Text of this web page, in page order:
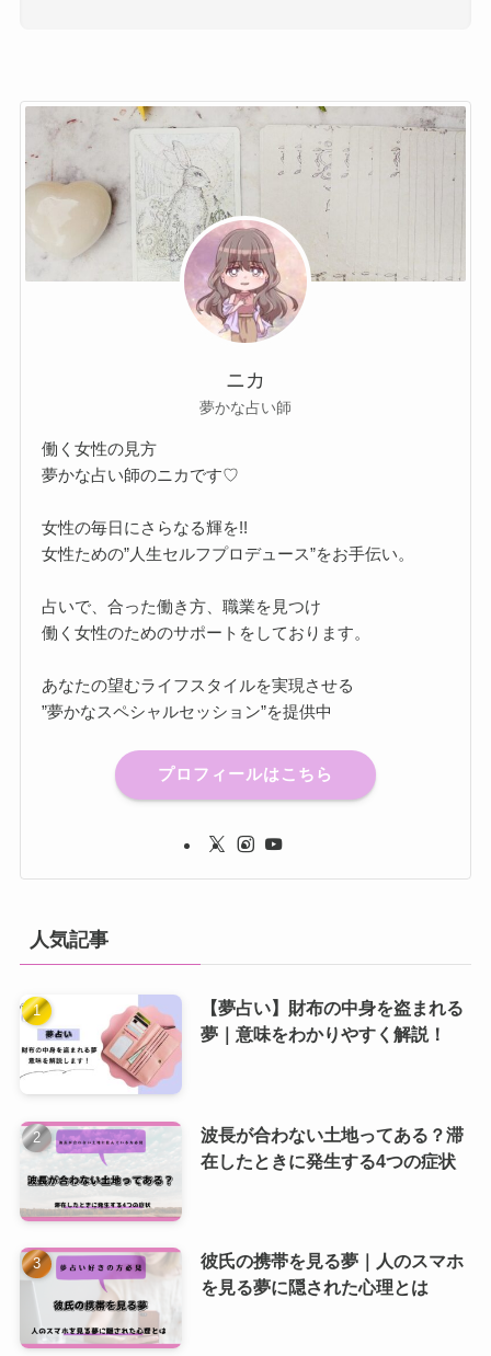
ニカ
夢かな占い師
働く女性の見方
夢かな占い師のニカです♡
女性の毎日にさらなる輝を!!
女性ための”人生セルフプロデュース”をお手伝い。
占いで、合った働き方、職業を見つけ
働く女性のためのサポートをしております。
あなたの望むライフスタイルを実現させる
”夢かなスペシャルセッション”を提供中
プロフィールはこちら
人気記事
【夢占い】財布の中身を盗まれる
夢｜意味をわかりやすく解説！
波長が合わない土地ってある？滞
在したときに発生する4つの症状
彼氏の携帯を見る夢｜人のスマホ
を見る夢に隠された心理とは